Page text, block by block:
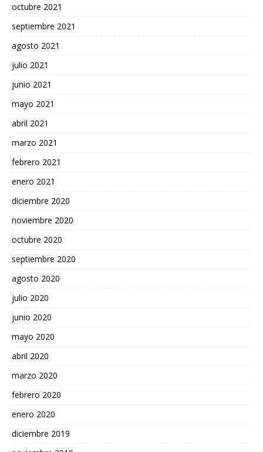
octubre 2021
septiembre 2021
agosto 2021
julio 2021
junio 2021
mayo 2021
abril 2021
marzo 2021
febrero 2021
enero 2021
diciembre 2020
noviembre 2020
octubre 2020
septiembre 2020
agosto 2020
julio 2020
junio 2020
mayo 2020
abril 2020
marzo 2020
febrero 2020
enero 2020
diciembre 2019